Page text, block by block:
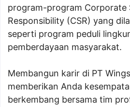
program-program Corporate
Responsibility (CSR) yang
seperti program peduli
pemberdayaan masyarakat.
Membangun karir di PT
memberikan Anda
berkembang bersama tim